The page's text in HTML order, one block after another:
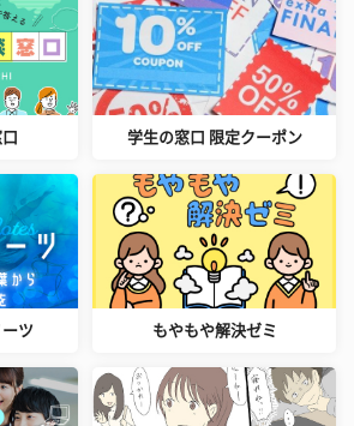
学生の窓口 限定クーポン
ツ もやもや解決ゼミ